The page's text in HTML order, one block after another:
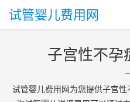
试管婴儿费用网
子宫性不孕
试管婴儿费用网为您提供子宫